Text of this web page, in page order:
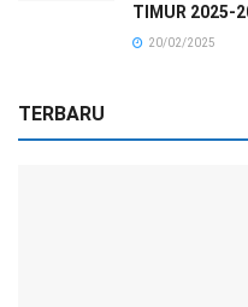
TIMUR 2025-
20/02/2025
TERBARU